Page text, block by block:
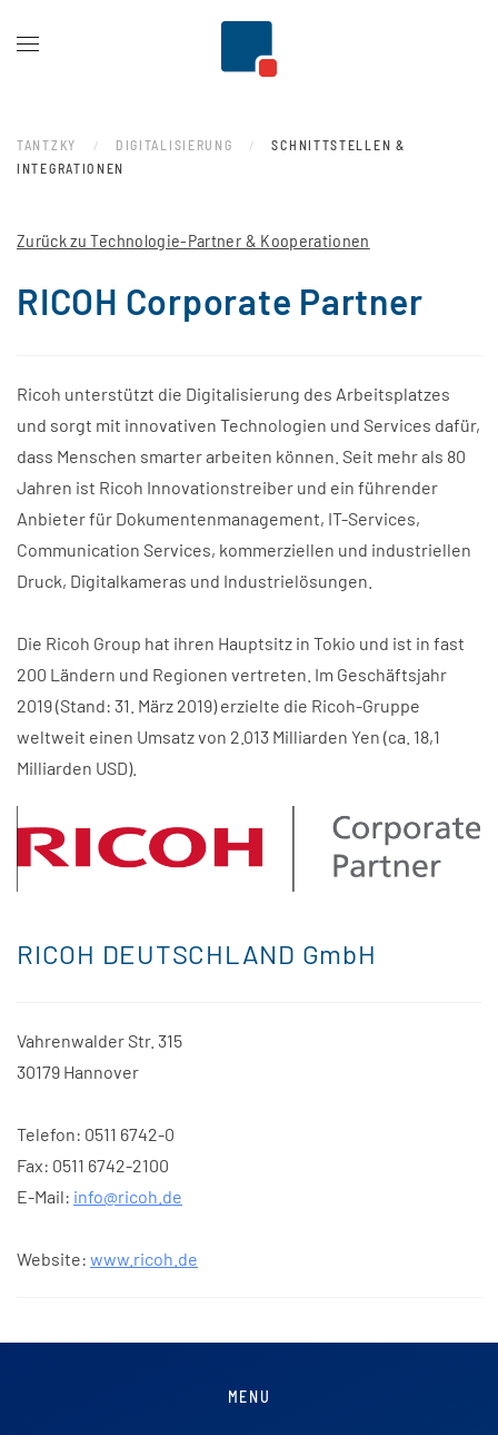
TANTZKY DIGITALISIERUNG
SCHNITTSTELLEN &
INTEGRATIONEN
Zurück zu Technologie-Partner & Kooperationen
RICOH Corporate Partner
Ricoh unterstützt die Digitalisierung des Arbeitsplatzes
und sorgt mit innovativen Technologien und Services dafür,
dass Menschen smarter arbeiten können. Seit mehr als 80
Jahren ist Ricoh Innovationstreiber und ein führender
Anbieter für Dokumentenmanagement, IT-Services,
Communication Services, kommerziellen und industriellen
Druck, Digitalkameras und Industrielösungen.
Die Ricoh Group hat ihren Hauptsitz in Tokio und ist in fast
200 Ländern und Regionen vertreten. Im Geschäftsjahr
2019 (Stand: 31. März 2019) erzielte die Ricoh-Gruppe
weltweit einen Umsatz von 2.013 Milliarden Yen (ca. 18,1
Milliarden USD).
RICOH DEUTSCHLAND GmbH
Vahrenwalder Str. 315
30179 Hannover
Telefon: 0511 6742-0
Fax: 0511 6742-2100
E-Mail: info@ricoh.de
Website: www.ricoh.de
MENU